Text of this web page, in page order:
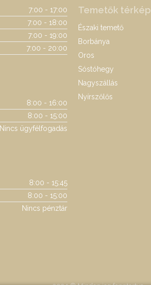
7:00 - 17:00
7:00 - 18:00
7:00 - 19:00
7:00 - 20:00
8:00 - 16:00
8:00 - 15:00
Nincs ügyfélfogadás
8:00 - 15:45
8:00 - 15:00
Nincs pénztár
Temetők
Északi temető
Borbánya
Oros
Sóstóhegy
Nagyszállás
Nyírszőlős